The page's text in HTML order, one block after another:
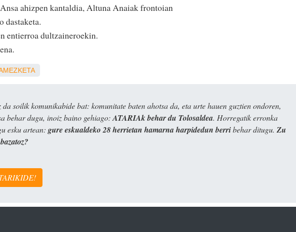
ahizpen kantaldia, Altuna Anaiak frontoian
dastaketa.
entierroa dultzaineroekin.
da soilik komunikabide bat: komunitate baten ahotsa da, eta urte hauen guztien ondoren,
behar dugu, inoiz baino gehiago:ATARIAk behar du Tolosaldea. Horregatik erronka
esku artean: gure eskualdeko 28 herrietan hamarna harpidedun berribehar ditugu. Zu